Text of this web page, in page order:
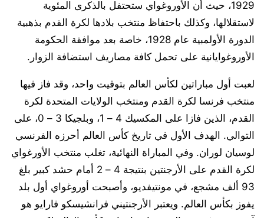
1929، حيث أن الأوروغواي ستحتفل بالذكرى المئوية
لاستقلالها، وكذلك باحتفاظ منتخب بلادها لكرة القدم بذهبية
الدورة الأولمبية عام 1928، خاصة بعد موافقة الحكومة
الأوروغوايانية على تحمل كافة مصاريف استضافة الزوار.
لعبت أول مباراتين لكأس العالم بتوقيت واحد، وقد فاز فيها
منتخب فرنسا لكرة القدم ومنتخب الولايات المتحدة لكرة
القدم، الذين فازا على المكسيك 4 – 1، وبلجيكا 3 – 0، على
التوالي. الهدف الأول في تاريخ كأس العالم أحرزه الفرنسي
لوسيان لوران. وفي المباراة النهائية، تغلب منتخب الأورغواي
لكرة القدم على الأرجنتين بنتيجة 4 – 2 أمام حشد كبير بلغ
93 ألف مشجع، في مونتيفديو، وأصبحت أوروغواي أول بلد
يفوز بكأس العالم. ويعتبر الأرجنتيني فرانشيسكو فارايو هو